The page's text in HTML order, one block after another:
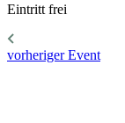
Eintritt frei
vorheriger Event